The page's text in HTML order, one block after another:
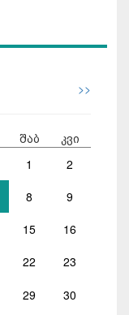
>>
შაბ კვი
1 2
8 9
15 16
22 23
29 30